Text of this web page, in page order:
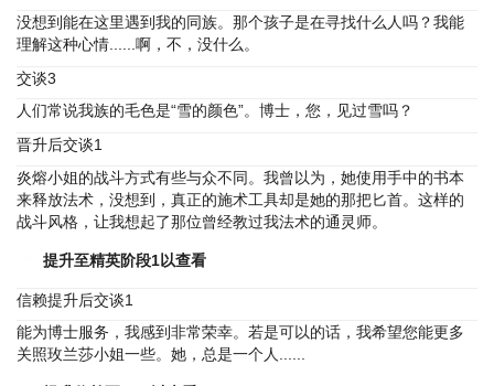
没想到能在这里遇到我的同族。那个孩子是在寻找什么人吗？我能
理解这种心情......啊，不，没什么。
交谈3
人们常说我族的毛色是“雪的颜色”。博士，您，见过雪吗？
晋升后交谈1
炎熔小姐的战斗方式有些与众不同。我曾以为，她使用手中的书本
来释放法术，没想到，真正的施术工具却是她的那把匕首。这样的
战斗风格，让我想起了那位曾经教过我法术的通灵师。
提升至精英阶段1以查看
信赖提升后交谈1
能为博士服务，我感到非常荣幸。若是可以的话，我希望您能更多
关照玫兰莎小姐一些。她，总是一个人......